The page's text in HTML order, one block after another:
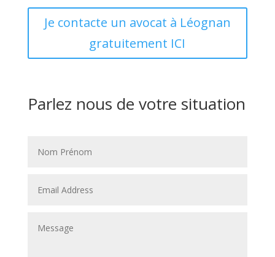
Je contacte un avocat à Léognan
gratuitement ICI
Parlez nous de votre situation